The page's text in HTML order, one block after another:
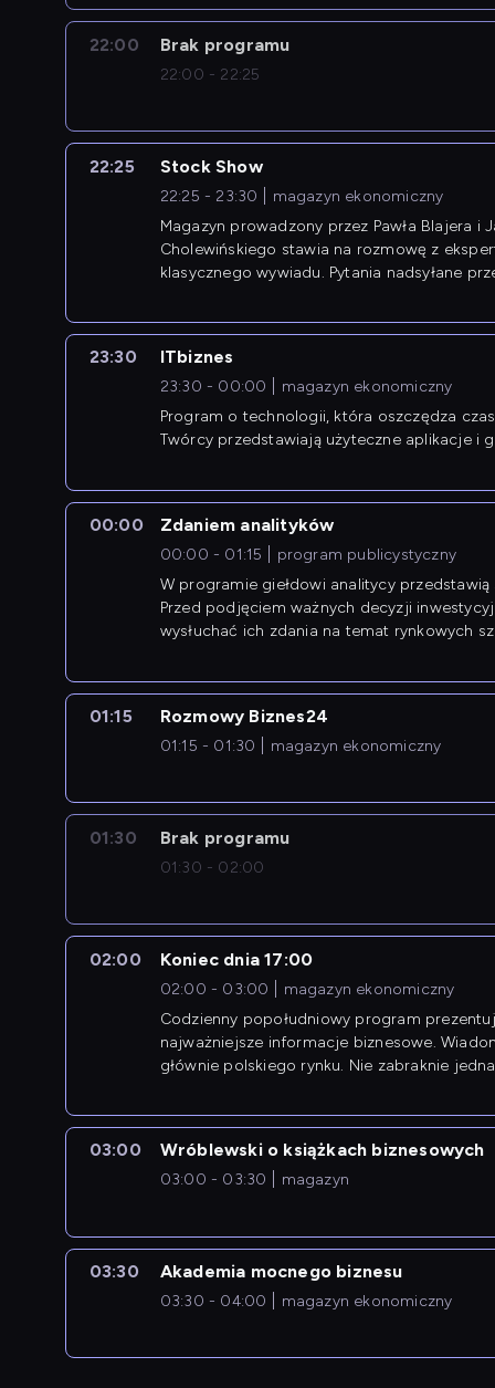
22:00 Brak programu
22:00 - 22:25
22:25 Stock Show
22:25 - 23:30
magazyn ekonomiczny
Magazyn prowadzony przez Pawła Blajera i
Cholewińskiego stawia na rozmowę z
klasycznego wywiadu. Pytania nadsyłane
23:30 ITbiznes
23:30 - 00:00
magazyn ekonomiczny
Program o technologii, która oszczędza
Twórcy przedstawiają użyteczne aplikacje i
00:00 Zdaniem analityków
00:00 - 01:15
program publicystyczny
W programie giełdowi analitycy
Przed podjęciem ważnych decyzji
wysłuchać ich zdania na temat rynkowych
01:15 Rozmowy Biznes24
01:15 - 01:30 magazyn ekonomiczny
01:30 Brak programu
01:30 - 02:00
02:00 Koniec dnia 17:00
02:00 - 03:00
magazyn ekonomiczny
Codzienny popołudniowy program
najważniejsze informacje biznesowe.
głównie polskiego rynku. Nie zabraknie
03:00 Wróblewski o książkach biznesowych
03:00 - 03:30 magazyn
03:30 Akademia mocnego biznesu
03:30 - 04:00 magazyn ekonomiczny